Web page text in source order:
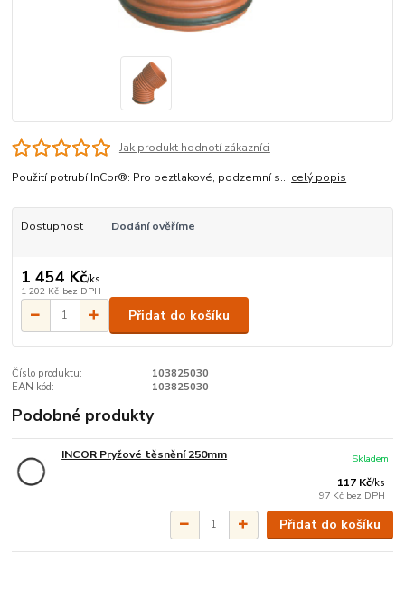
Jak produkt hodnotí zákazníci
Použití potrubí InCor®: Pro beztlakové, podzemní s... celý popis
Dostupnost Dodání ověříme
1 454 Kč/ks
1 202 Kč bez DPH
Přidat do košíku
Číslo produktu:
103825030
EAN kód:
103825030
Podobné produkty
INCOR Pryžové těsnění 250mm
117 Kč/ks
97 Kč bez DPH
Skladem
Přidat do košíku